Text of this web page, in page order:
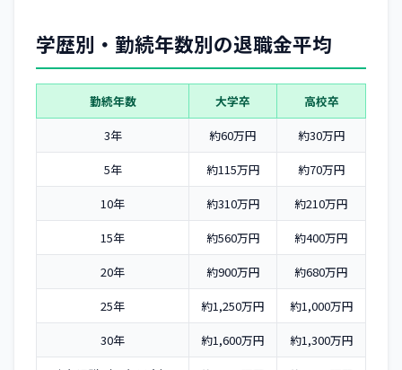
学歴別・勤続年数別の退職金平均
勤続年数 大学卒
高校卒
3年
約60万円
約30万円
5年
約115万円
約70万円
10年
約310万円
約210万円
15年
約560万円
約400万円
20年
約900万円
約680万円
25年
約1,250万円
約1,000万円
30年
約1,600万円
約1,300万円